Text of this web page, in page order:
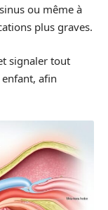
ou même à
plus graves.
signaler tout
enfant, afin